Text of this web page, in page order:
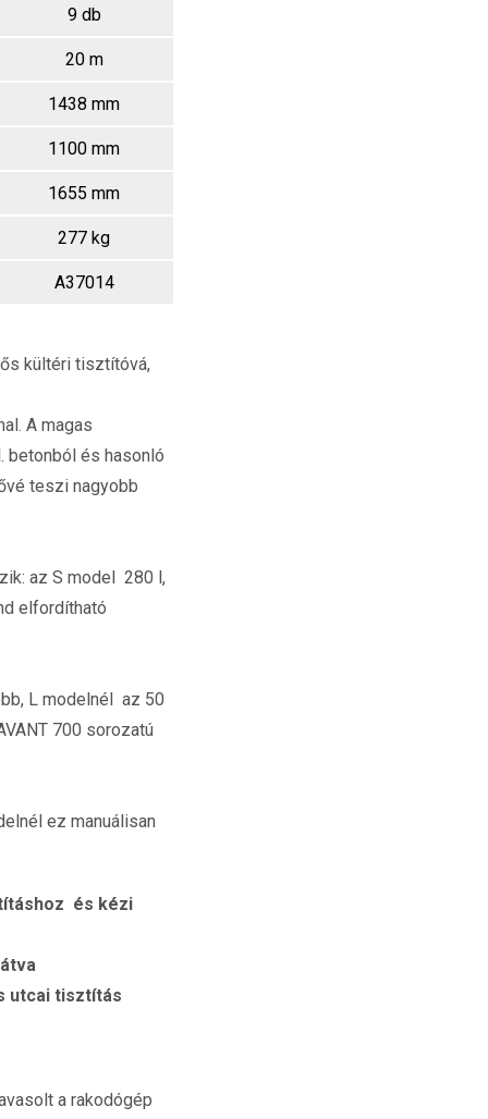
9 db
20 m
1438 mm
1100 mm
1655 mm
277 kg
A37014
kültéri tisztítóvá,
A magas
és hasonló
teszi nagyobb
az S model 280 l,
elfordítható
L modelnél az 50
700 sorozatú
ez manuálisan
és kézi
utcai tisztítás
a rakodógép